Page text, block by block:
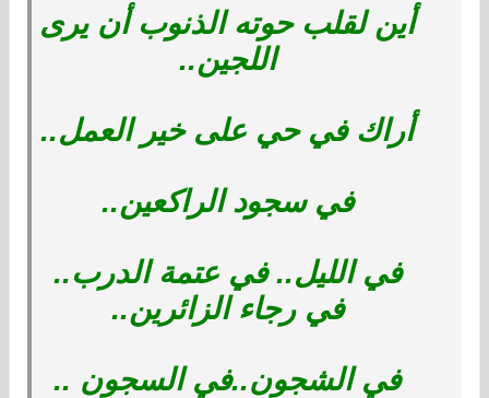
أين لقلب حوته الذنوب أن يرى
اللجين..
أراك في حي على خير العمل..
في سجود الراكعين..
في الليل.. في عتمة الدرب..
في رجاء الزائرين..
في الشجون..في السجون ..